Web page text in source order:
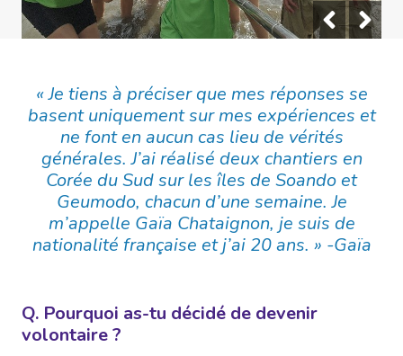
« Je tiens à préciser que mes réponses se
basent uniquement sur mes expériences et
ne font en aucun cas lieu de vérités
générales. J’ai réalisé deux chantiers en
Corée du Sud sur les îles de Soando et
Geumodo, chacun d’une semaine. Je
m’appelle Gaïa Chataignon, je suis de
nationalité française et j’ai 20 ans. » -Gaïa
Q. Pourquoi as-tu décidé de devenir
volontaire ?